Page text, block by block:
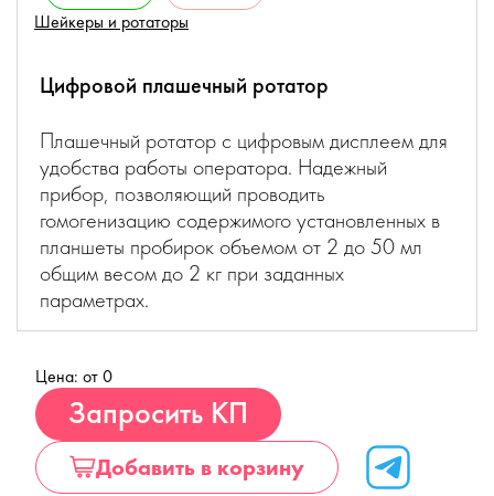
Шейкеры и ротаторы
Цифровой плашечный ротатор
Плашечный ротатор с цифровым дисплеем для
удобства работы оператора. Надежный
прибор, позволяющий проводить
гомогенизацию содержимого установленных в
планшеты пробирок объемом от 2 до 50 мл
общим весом до 2 кг при заданных
параметрах.
Цена: от 0
Запросить КП
Добавить в корзину